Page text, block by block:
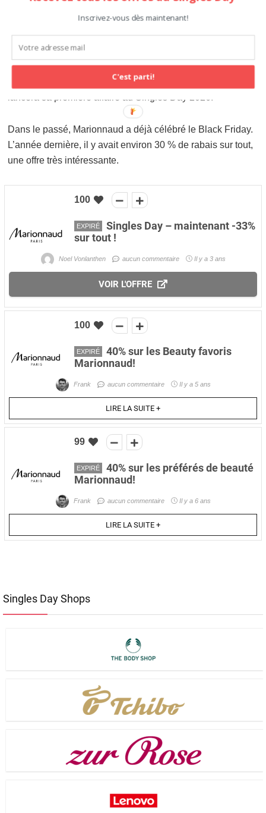
Nous n’avons trouvé aucune information sur les offres
précédentes de Marionnaud pour le Singles Day. Nous
avons cependant pu économiser chez
Parfumerie, qui sont de sérieux concurrents de Marionnaud
en Suisse. Le magasin suivra probablement cette année et
lancera sa première affaire au Singles Day 2026.
Dans le passé, Marionnaud a déjà célébré le Black Friday.
L’année dernière, il y avait environ 30 % de rabais sur tout,
une offre très intéressante.
100
EXPIRÉ
Singles Day – maintenant -33%
sur tout !
Noel Vonlanthen aucun commentaire Il y a 3 ans
VOIR L'OFFRE
100
EXPIRÉ
40% sur les Beauty favoris
Marionnaud!
Frank aucun commentaire Il y a 5 ans
LIRE LA SUITE +
99
EXPIRÉ
40% sur les préférés de beauté
Marionnaud!
Frank aucun commentaire Il y a 6 ans
LIRE LA SUITE +
Singles Day Shops
Inscrivez-vous dès maintenant!
C'est parti!